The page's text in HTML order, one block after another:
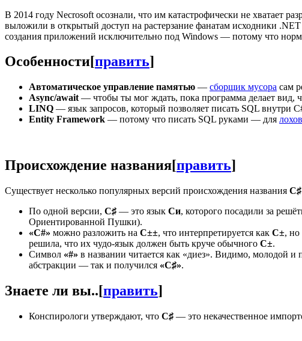
В 2014 году Necrosoft осознали, что им катастрофически не хватает
выложили в открытый доступ на растерзание фанатам исходники
создания приложений исключительно под Windows — потому что
Особенности[править]
Автоматическое управление памятью — сборщик мусора сам
Async/await — чтобы ты мог ждать, пока программа делает вид,
LINQ — язык запросов, который позволяет писать SQL внутри
Entity Framework — потому что писать SQL руками — для лохов
Происхождение названия[править]
Существует несколько популярных версий происхождения названия C♯
По одной версии, C♯ — это язык Си, которого посадили за
Ориентированной Пушки).
«C#» можно разложить на C±±, что интерпретируется как C±, но
решила, что их чудо-язык должен быть круче обычного C±.
Символ «#» в названии читается как «диез». Видимо, молодой и
абстракции — так и получился «C♯».
Знаете ли вы..[править]
Конспирологи утверждают, что C♯ — это некачественное